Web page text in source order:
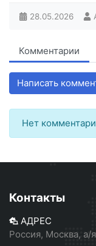
28.05.2026
Комментарии
Написать
Нет
Контакты
АДРЕС
Россия, Москва, а/